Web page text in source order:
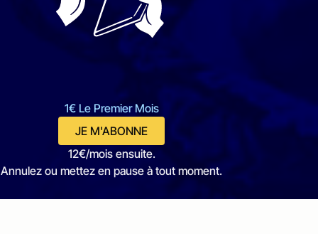
1€ Le Premier Mois
JE M'ABONNE
12€/mois ensuite.
Annulez ou mettez en pause à tout moment.